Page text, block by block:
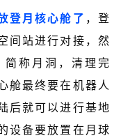
登月核心舱了 ，登
间站进行对接，然
称月洞，清理完
舱最终要在机器人
后就可以进行基地
设备要放置在月球